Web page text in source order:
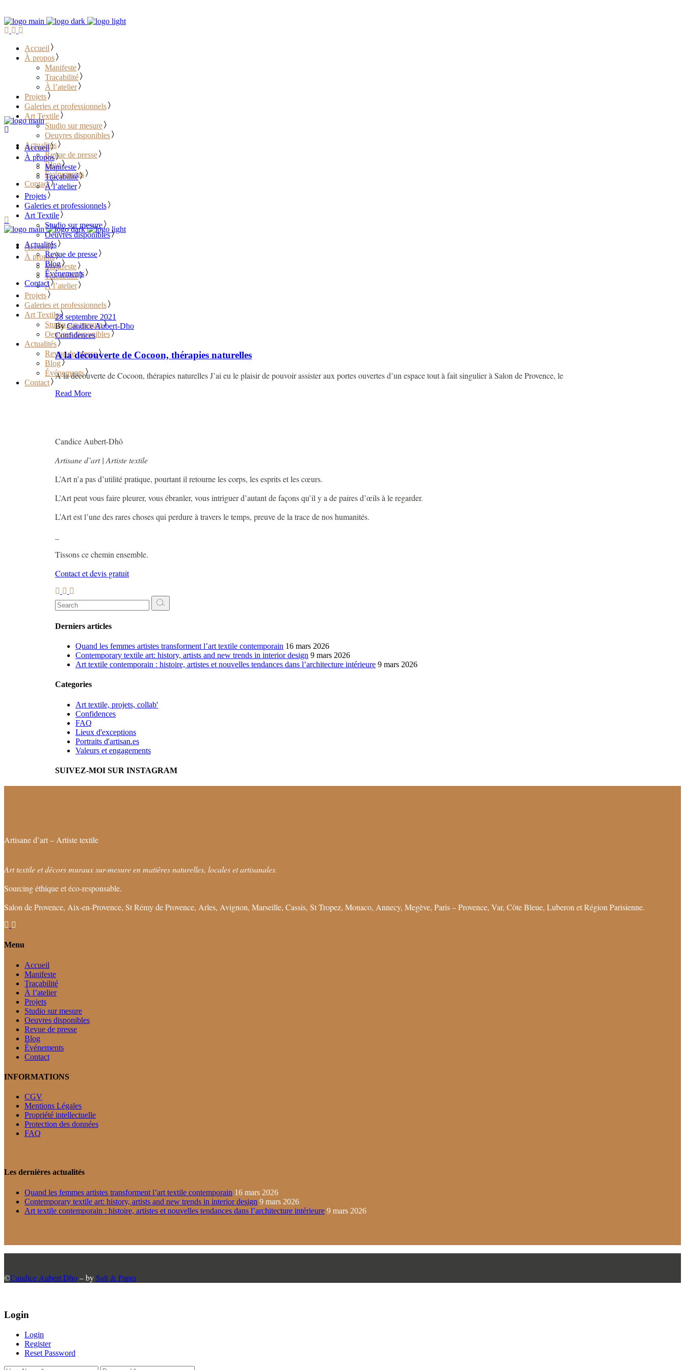
Accueil
À propos
Manifeste
Traçabilité
À l’atelier
Projets
Galeries et professionnels
Art Textile
Studio sur mesure
Oeuvres disponibles
Actualités
Revue de presse
Blog
Événements
Contact
………………………………
Accueil
À propos
Manifeste
Traçabilité
À l’atelier
Projets
Galeries et professionnels
Art Textile
Studio sur mesure
Oeuvres disponibles
Actualités
Revue de presse
Blog
Événements
Contact
Accueil
À propos
Manifeste
Traçabilité
À l’atelier
Projets
Galeries et professionnels
Art Textile
Studio sur mesure
Oeuvres disponibles
Actualités
Revue de presse
Blog
Événements
Contact
28 septembre 2021
By Candice Aubert-Dho
Confidences
A la découverte de Cocoon, thérapies naturelles
A la découverte de Cocoon, thérapies naturelles J’ai eu le plaisir de pouvoir assister aux portes ouvertes d’un espace tout à fait singulier à Salon de Provence, le
Read More
Candice Aubert-Dhô
Artisane d’art | Artiste textile
L’Art n’a pas d’utilité pratique, pourtant il retourne les corps, les esprits et les cœurs.
L’Art peut vous faire pleurer, vous ébranler, vous intriguer d’autant de façons qu’il y a de paires d’œils à le regarder.
L’Art est l’une des rares choses qui perdure à travers le temps, preuve de la trace de nos humanités.
Tissons ce chemin ensemble.
Contact et devis gratuit
Search
for:
Derniers articles
Quand les femmes artistes transforment l’art textile contemporain 16 mars 2026
Contemporary textile art: history, artists and new trends in interior design 9 mars 2026
Art textile contemporain : histoire, artistes et nouvelles tendances dans l’architecture intérieure 9 mars 2026
Categories
Art textile, projets, collab'
Confidences
FAQ
Lieux d'exceptions
Portraits d'artisan.es
Valeurs et engagements
SUIVEZ-MOI SUR INSTAGRAM
Artisane d’art – Artiste textile
Art textile et décors muraux sur-mesure en matières naturelles, locales et artisanales.
Sourcing éthique et éco-responsable.
Salon de Provence, Aix-en-Provence, St Rémy de Provence, Arles, Avignon, Marseille, Cassis, St Tropez, Monaco, Annecy, Megève, Paris – Provence, Var, Côte Bleue, Luberon et Région Parisienne.
Menu
Accueil
Manifeste
Traçabilité
À l’atelier
Projets
Studio sur mesure
Oeuvres disponibles
Revue de presse
Blog
Événements
Contact
INFORMATIONS
CGV
Mentions Légales
Propriété intellectuelle
Protection des données
FAQ
Les dernières actualités
Quand les femmes artistes transforment l’art textile contemporain 16 mars 2026
Contemporary textile art: history, artists and new trends in interior design 9 mars 2026
Art textile contemporain : histoire, artistes et nouvelles tendances dans l’architecture intérieure 9 mars 2026
©Candice Aubert Dho– bySalt & Paper
Login
Login
Register
Reset Password